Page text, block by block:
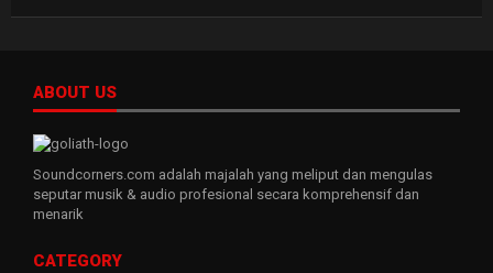
ABOUT US
Soundcorners.com adalah majalah yang meliput dan mengulas
seputar musik & audio profesional secara komprehensif dan
menarik
CATEGORY